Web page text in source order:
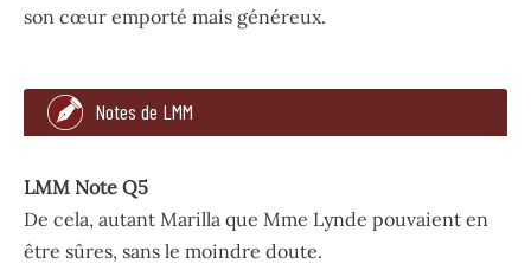
son cœur emporté mais généreux.
On ne pouvait douter de sa sincérité; elle palpitait
La brave Mme Lynde, qui ne possédait pas de dons
Notes de LMM
LMM Note Q5
De cela, autant Marilla que Mme Lynde pouvaient en
être sûres, sans le moindre doute.